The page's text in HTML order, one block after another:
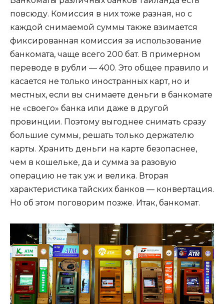
повсюду. Комиссия в них тоже разная, но с
каждой снимаемой суммы также взимается
фиксированная комиссия за использование
банкомата, чаще всего 200 бат. В примерном
переводе в рубли — 400. Это общее правило и
касается не только иностранных карт, но и
местных, если вы снимаете деньги в банкомате
не «своего» банка или даже в другой
провинции. Поэтому выгоднее снимать сразу
большие суммы, решать только держателю
карты. Хранить деньги на карте безопаснее,
чем в кошельке, да и сумма за разовую
операцию не так уж и велика. Вторая
характеристика тайских банков — конвертация.
Но об этом поговорим позже. Итак, банкомат.